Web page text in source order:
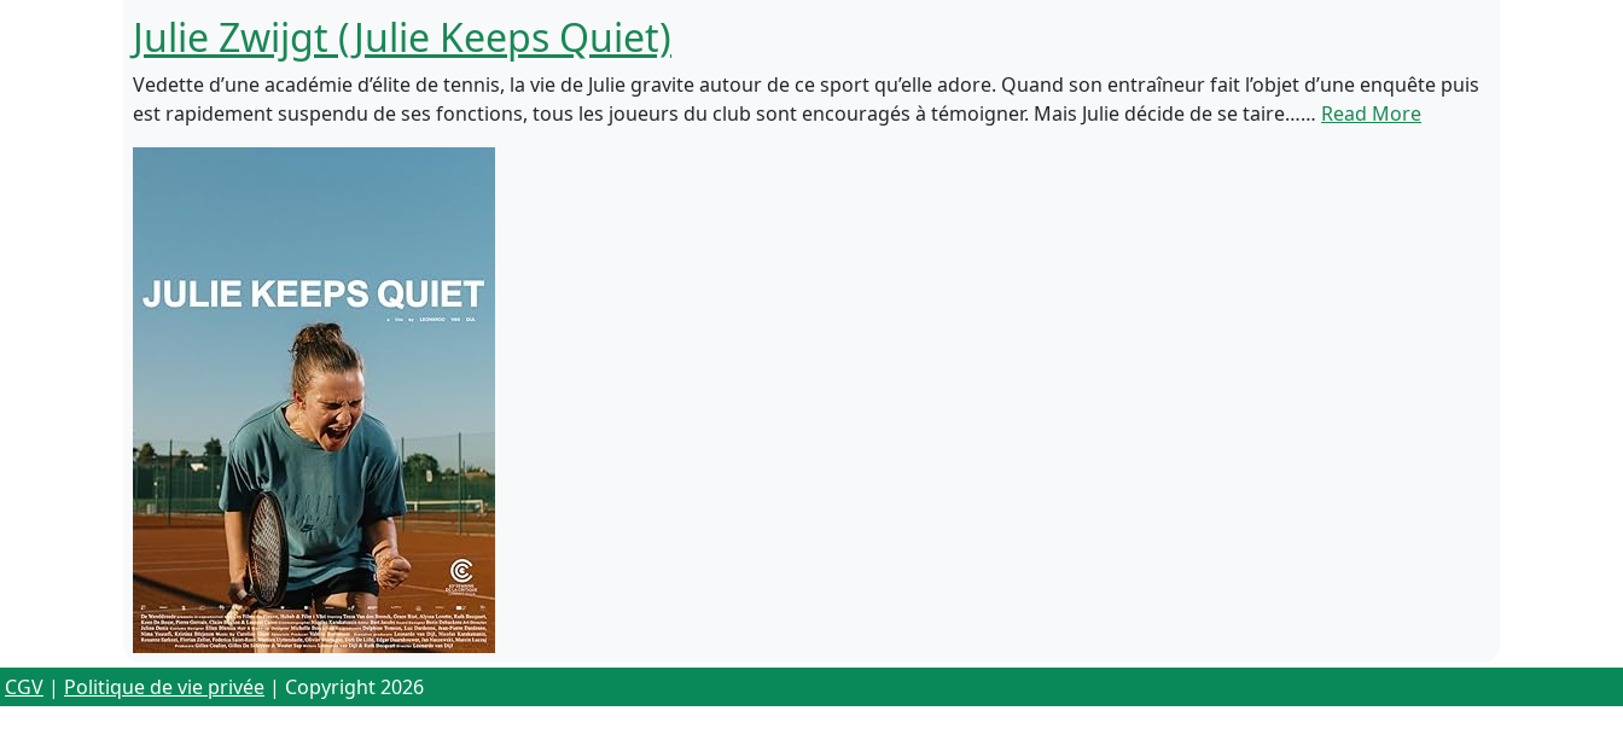
Julie Zwijgt (Julie Keeps Quiet)
Vedette d’une académie d’élite de tennis, la vie de Julie gravite autour de ce sport qu’elle adore. Quand son entraîneur fait l’objet d’une enquête puis
est rapidement suspendu de ses fonctions, tous les joueurs du club sont encouragés à témoigner. Mais Julie décide de se taire…… Read More
CGV | Politique de vie privée | Copyright 2026